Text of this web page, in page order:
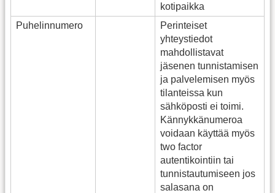
kotipaikka
Puhelinnumero
Perinteiset
yhteystiedot
mahdollistavat
jäsenen tunnistamisen
ja palvelemisen myös
tilanteissa kun
sähköposti ei toimi.
Kännykkänumeroa
voidaan käyttää myös
two factor
autentikointiin tai
tunnistautumiseen jos
salasana on